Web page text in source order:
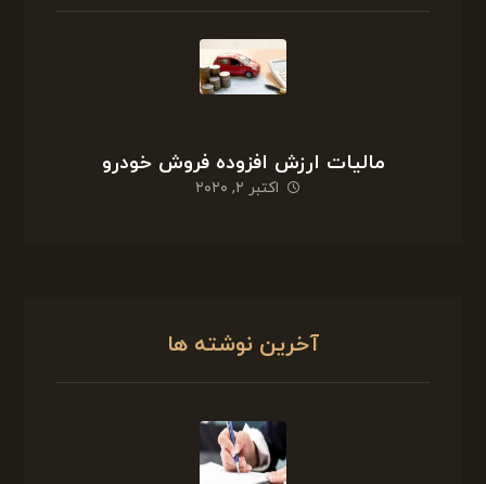
مالیات ارزش افزوده فروش خودرو
اکتبر ۲, ۲۰۲۰
آخرین نوشته ها